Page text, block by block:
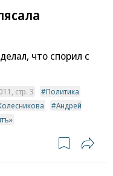
что спорил с
стр. 3
Политика
Андрей